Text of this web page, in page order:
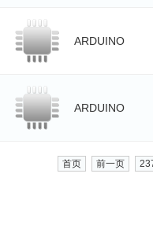
ARDUINO
ARDUINO
首页 前一页